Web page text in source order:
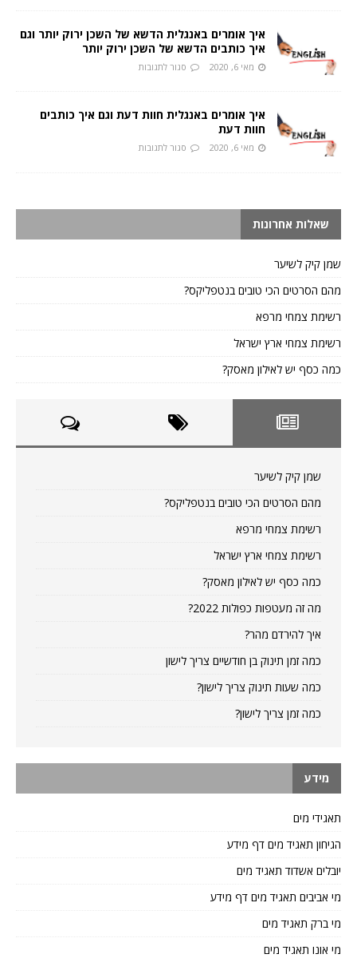
איך אומרים באנגלית הדשא של השכן ירוק יותר וגם
איך כותבים הדשא של השכן ירוק יותר
מאי 6, 2020 סגור לתגובות
איך אומרים באנגלית חוות דעת וגם איך כותבים
חוות דעת
מאי 6, 2020 סגור לתגובות
שאלות אחרונות
שמן קיק לשיער
מהם הסרטים הכי טובים בנטפליקס?
רשימת צמחי מרפא
רשימת צמחי ארץ ישראל
כמה כסף יש לאילון מאסק?
שמן קיק לשיער
מהם הסרטים הכי טובים בנטפליקס?
רשימת צמחי מרפא
רשימת צמחי ארץ ישראל
כמה כסף יש לאילון מאסק?
מה זה מעטפות כפולות 2022?
איך להירדם מהר?
כמה זמן תינוק בן חודשיים צריך לישון
כמה שעות תינוק צריך לישון?
כמה זמן צריך לישון?
מידע
תאגידי מים
הגיחון תאגיד מים דף מידע
יובלים אשדוד תאגיד מים
מי אביבים תאגיד מים דף מידע
מי ברק תאגיד מים
מי אונו תאגיד מים